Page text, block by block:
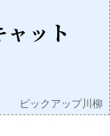
ャット
ピックアップ川柳